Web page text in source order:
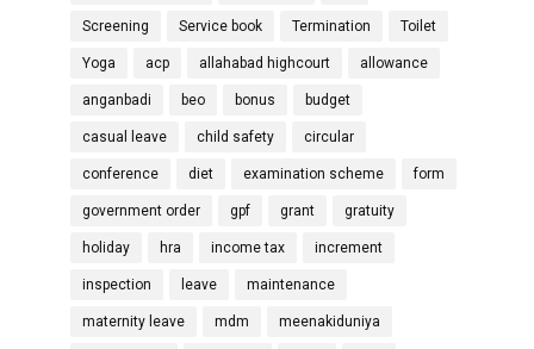
Screening Service book Termination Toilet
Yoga acp allahabad highcourt allowance
anganbadi beo bonus budget
casual leave child safety circular
conference diet examination scheme form
government order gpf grant gratuity
holiday hra income tax increment
inspection leave maintenance
maternity leave mdm meenakiduniya